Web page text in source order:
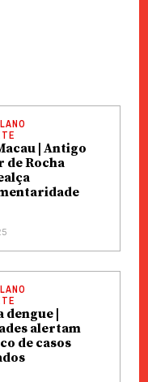
| Antigo
de Rocha
dengue |
alertam
de casos